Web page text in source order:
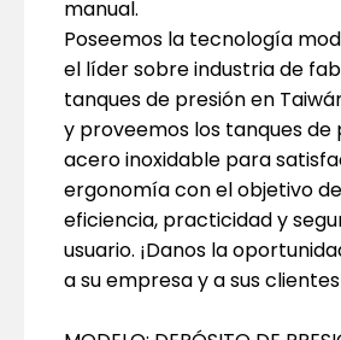
manual.
Poseemos la tecnología
el líder sobre industria de
tanques de presión en
y proveemos los tanques de
acero inoxidable para
ergonomía con el objetivo
eficiencia, practicidad y
usuario. ¡Danos la
a su empresa y a sus